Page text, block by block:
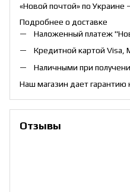
«Новой почтой» по
Подробнее о доставке
Наложенный платеж
Кредитной картой Visa,
Наличными при
Наш магазин дает гарантию
Отзывы